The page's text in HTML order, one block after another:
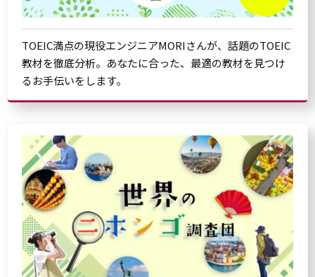
TOEIC満点の現役エンジニアMORIさんが、話題のTOEIC
教材を徹底分析。あなたに合った、最適の教材を見つけ
るお手伝いをします。